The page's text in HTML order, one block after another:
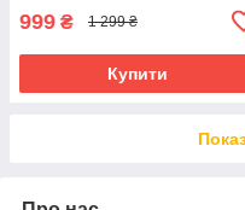
999 ₴ 1 299 ₴
Купити